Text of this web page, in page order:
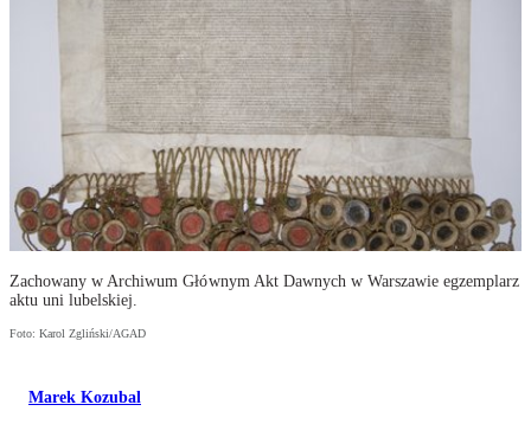
Zachowany w Archiwum Głównym Akt Dawnych w Warszawie egzemplarz
aktu uni lubelskiej.
Foto: Karol Zgliński/AGAD
Marek Kozubal